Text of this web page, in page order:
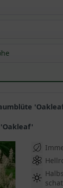
(6)
'Oakleaf'